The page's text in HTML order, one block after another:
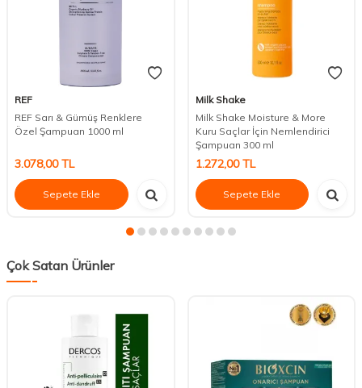
REF
REF Sarı & Gümüş Renklere
Özel Şampuan 1000 ml
3.078,00TL
Sepete Ekle
Milk Shake
Milk Shake Moisture & More
Kuru Saçlar İçin Nemlendirici
Şampuan 300 ml
1.272,00TL
Sepete Ekle
Çok Satan Ürünler